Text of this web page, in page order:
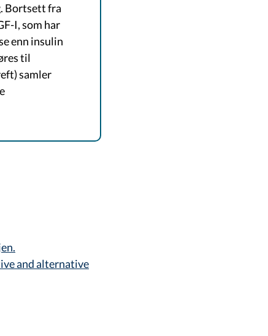
Bortsett fra
I, som har
enn insulin
til
samler
and alternative